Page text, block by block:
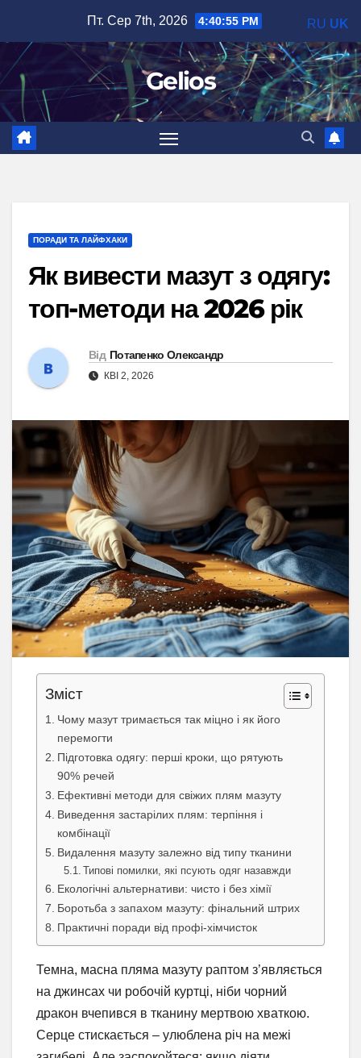
вмісту
Пт. Сер 7th, 2026 4:40:56 PM
Gelios
ПОРАДИ ТА ЛАЙФХАКИ
Як вивести мазут з одягу:
топ-методи на 2026 рік
Від Потапенко Олександр
КВІ 2, 2026
Зміст
Чому мазут тримається так міцно і як його
перемогти
Підготовка одягу: перші кроки, що рятують
90% речей
Ефективні методи для свіжих плям мазуту
Виведення застарілих плям: терпіння і
комбінації
Видалення мазуту залежно від типу тканини
Типові помилки, які псують одяг назавжди
Екологічні альтернативи: чисто і без хімії
Боротьба з запахом мазуту: фінальний штрих
Практичні поради від профі-хімчисток
Темна, масна пляма мазуту раптом з’являється
на джинсах чи робочій куртці, ніби чорний
дракон вчепився в тканину мертвою хваткою.
Серце стискається – улюблена річ на межі
RU UK